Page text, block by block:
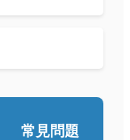
常見問題